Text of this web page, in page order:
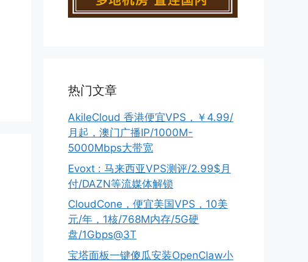
热门文章
AkileCloud 香港便宜VPS，￥4.99/
月起，澳门广播IP/1000M-
5000Mbps大带宽
Evoxt : 马来西亚VPS测评/2.99$月
付/DAZN等流媒体解锁
CloudCone，便宜美国VPS，10美
元/年，1核/768M内存/5G硬
盘/1Gbps@3T
宝塔面板一键傻瓜安装OpenClaw小